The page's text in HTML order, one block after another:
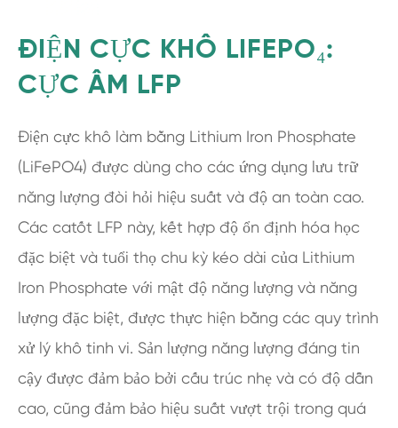
ĐIỆN CỰC KHÔ LIFEPO₄:
CỰC ÂM LFP
Điện cực khô làm bằng Lithium Iron Phosphate
(LiFePO4) được dùng cho các ứng dụng lưu trữ
năng lượng đòi hỏi hiệu suất và độ an toàn cao.
Các catốt LFP này, kết hợp độ ổn định hóa học
đặc biệt và tuổi thọ chu kỳ kéo dài của Lithium
Iron Phosphate với mật độ năng lượng và năng
lượng đặc biệt, được thực hiện bằng các quy trình
xử lý khô tinh vi. Sản lượng năng lượng đáng tin
cậy được đảm bảo bởi cấu trúc nhẹ và có độ dẫn
cao, cũng đảm bảo hiệu suất vượt trội trong quá